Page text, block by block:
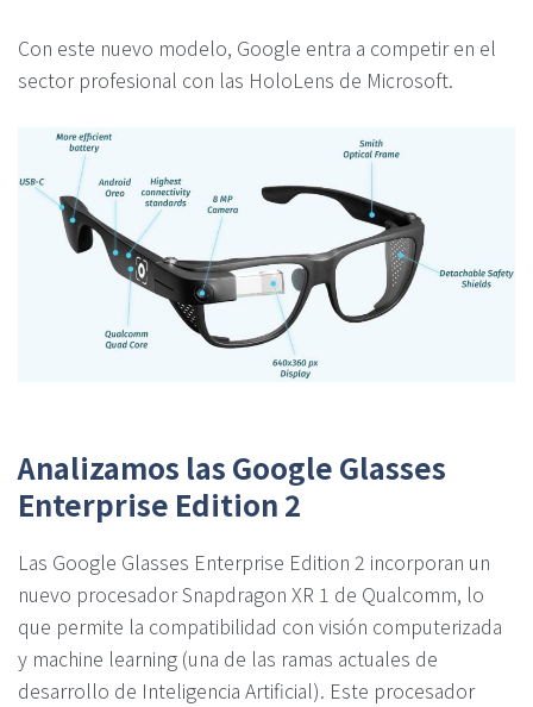
Con este nuevo modelo, Google entra a competir en el
sector profesional con las HoloLens de Microsoft.
Analizamos las Google Glasses
Enterprise Edition 2
Las Google Glasses Enterprise Edition 2 incorporan un
nuevo procesador Snapdragon XR 1 de Qualcomm, lo
que permite la compatibilidad con visión computerizada
y machine learning (una de las ramas actuales de
desarrollo de Inteligencia Artificial). Este procesador